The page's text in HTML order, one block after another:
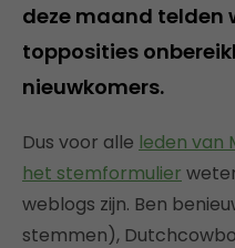
deze maand telden
topposities
nieuwkomers.
Dus voor alle leden van
het stemformulier
weblogs zijn. Ben
stemmen),